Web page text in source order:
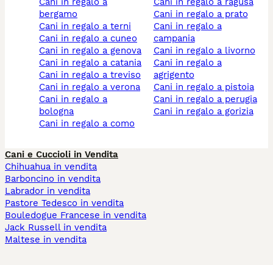
bergamo
cani in regalo a terni
cani in regalo a cuneo
cani in regalo a genova
cani in regalo a catania
cani in regalo a treviso
cani in regalo a verona
cani in regalo a
bologna
cani in regalo a como
cani in regalo a prato
cani in regalo a
campania
cani in regalo a livorno
cani in regalo a
agrigento
cani in regalo a pistoia
cani in regalo a perugia
cani in regalo a gorizia
Cani e Cuccioli in Vendita
Chihuahua in vendita
Barboncino in vendita
Labrador in vendita
Pastore Tedesco in vendita
Bouledogue Francese in vendita
Jack Russell in vendita
Maltese in vendita